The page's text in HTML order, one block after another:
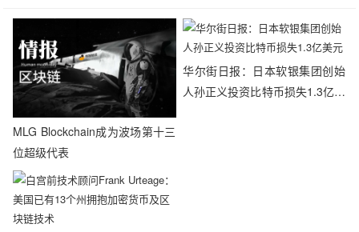
MLG Blockchain成为波场第十三
位超级代表
华尔街日报：日本软银集团创始
人孙正义投资比特币损失1.3亿美